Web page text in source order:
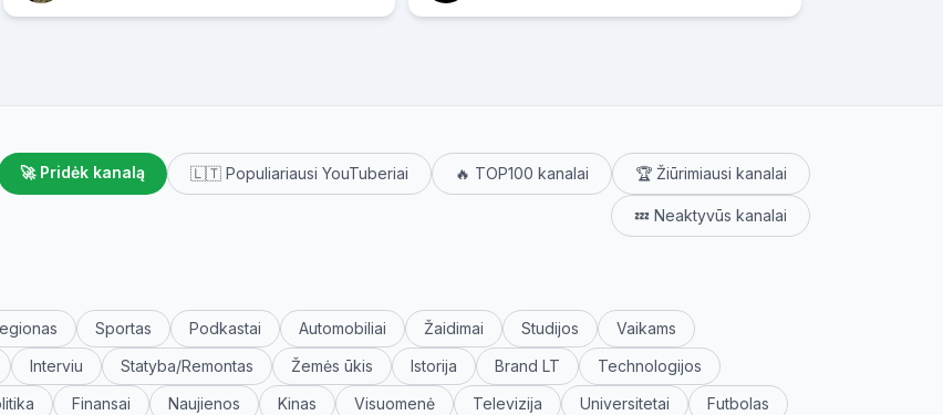
🚀 Pridėk kanalą 🇱🇹 Populiariausi YouTuberiai 🔥 TOP100 kanalai 🏆 Žiūrimiausi kanalai
💤 Neaktyvūs kanalai
Sportas Podkastai Automobiliai Žaidimai Studijos
Vaikams
Interviu Statyba/Remontas Žemės ūkis Istorija Brand LT
Technologijos
Finansai Naujienos Kinas Visuomenė Televizija Universitetai
Futbolas